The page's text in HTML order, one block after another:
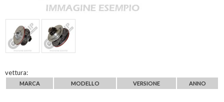
vettura:
MARCA MODELLO VERSIONE ANNO